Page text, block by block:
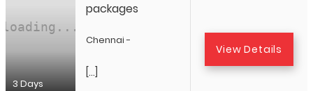
3 Days
packages
Chennai -
[…]
View Details